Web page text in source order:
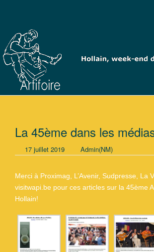
La 45ème dans les
17 juillet 2019 Admin(NM)
Merci à Proximag, L’Avenir, Sudpresse, La
visitwapi.be pour ces articles sur la 45ème
Hollain!